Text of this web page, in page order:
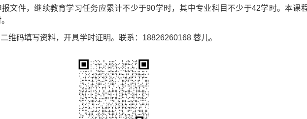
文件，继续教育学习任务应累计不少于90学时，其中专业科目不少于42学时。本课
维码填写资料，开具学时证明。联系：18826260168 蓉儿。